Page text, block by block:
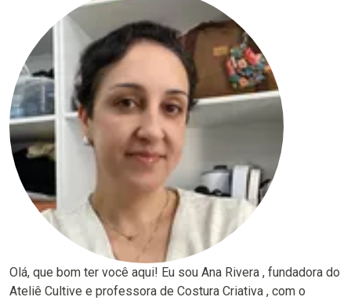
Olá, que bom ter você aqui! Eu sou Ana Rivera , fundadora do
Ateliê Cultive e professora de Costura Criativa , com o